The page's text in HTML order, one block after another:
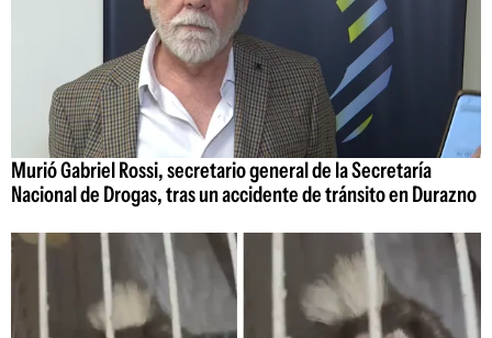
Murió Gabriel Rossi, secretario general de la Secretaría
Nacional de Drogas, tras un accidente de tránsito en Durazno